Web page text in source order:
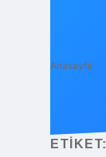
Anasayfa
ETIKET: